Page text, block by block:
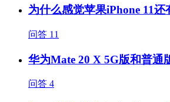
为什么感觉苹果iPhone 11还
问答 11
华为Mate 20 X 5G版和普通
问答 4